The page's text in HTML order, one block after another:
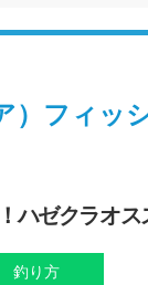
）フィッ
ハゼクラオ
釣り方